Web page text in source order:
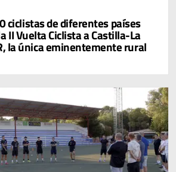
ciclistas de diferentes países
II Vuelta Ciclista a Castilla-La
la única eminentemente rural